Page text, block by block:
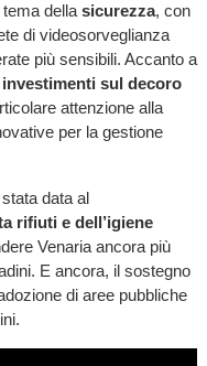
dellasicurezza, con
di videosorveglianza
più sensibili. Accanto a
sul decoro
attenzione alla
per la gestione
data al
rifiuti e dell’igiene
Venaria ancora più
E ancora, il sostegno
di aree pubbliche